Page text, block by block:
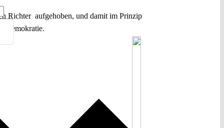
Richter aufgehoben, und damit im Prinzip
Demokratie.